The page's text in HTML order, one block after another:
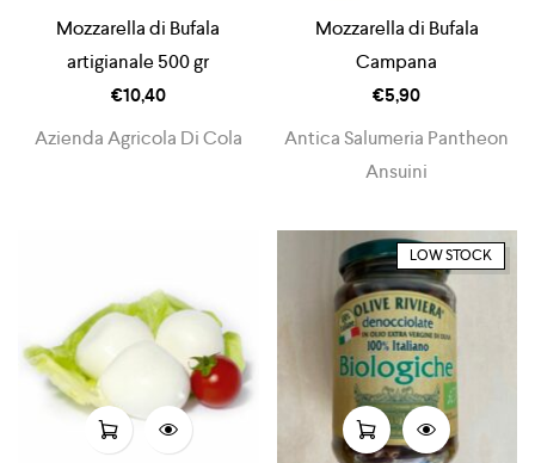
Mozzarella di Bufala
artigianale 500 gr
€10,40
Azienda Agricola Di Cola
Mozzarella di Bufala
Campana
€5,90
Antica Salumeria Pantheon
Ansuini
LOW STOCK